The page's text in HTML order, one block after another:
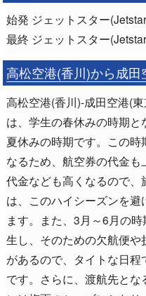
始発 ジェットスター
最終 ジェットスター
高松空港(香川)から成
高松空港(香川)-成田空港(
は、学生の春休みの時期
夏休みの時期です。この
なるため、航空券の代金
代金なども高くなるので
は、このハイシーズンを
ます。また、3月～6月の
生し、そのための欠航便
があるので、タイトな日
です。さらに、渡航先と